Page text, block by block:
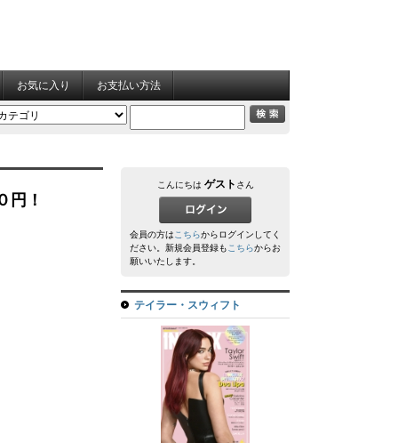
お気に入り お支払い方法
！
こんにちは ゲスト さん
会員の方はこちらからログインしてく
ださい。新規会員登録もこちらからお
願いいたします。
テイラー・スウィフト